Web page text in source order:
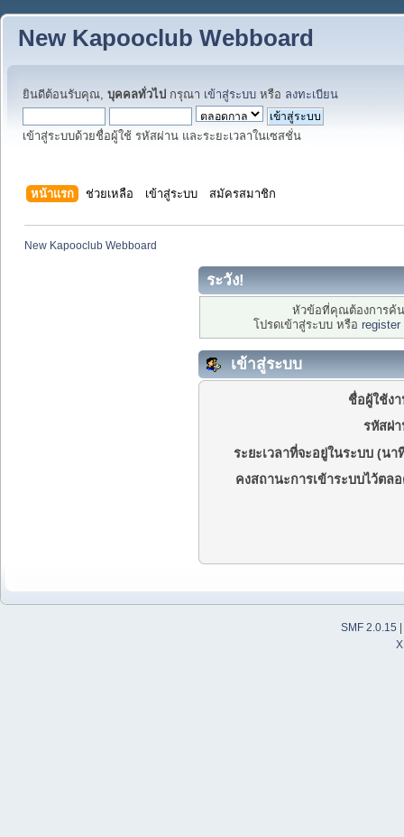
New Kapooclub Webboard
ยินดีต้อนรับคุณ, บุคคลทั่วไป กรุณา เข้าสู่ระบบ หรือ ลงทะเบียน
เข้าสู่ระบบด้วยชื่อผู้ใช้ รหัสผ่าน และระยะเวลาในเซสชั่น
หน้าแรก ช่วยเหลือ เข้าสู่ระบบ สมัครสมาชิก
New Kapooclub Webboard
ระวัง!
หัวข้อที่คุณต้องการค้
โปรดเข้าสู่ระบบ หรือ register
เข้าสู่ระบบ
ชื่อผู้ใช้ง
รหัสผ่
ระยะเวลาที่จะอยู่ในระบบ (นา
คงสถานะการเข้าระบบไว้ตล
SMF 2.0.15